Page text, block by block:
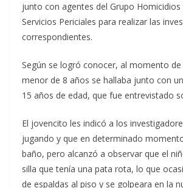
junto con agentes del Grupo
Servicios Periciales para realizar las
correspondientes.
Según se logró conocer, al momento
menor de 8 años se hallaba junto con
15 años de edad, que fue entrevistado
El jovencito les indicó a los
jugando y que en determinado
baño, pero alcanzó a observar que el
silla que tenía una pata rota, lo que
de espaldas al piso y se golpeara en la